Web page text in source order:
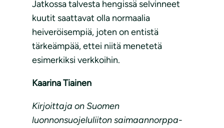
Jatkossa talvesta hengissä selvinneet
kuutit saattavat olla normaalia
heiveröisempiä, joten on entistä
tärkeämpää, ettei niitä menetetä
esimerkiksi verkkoihin.
Kaarina Tiainen
Kirjoittaja on Suomen
luonnonsuojeluliiton saimaannorppa-